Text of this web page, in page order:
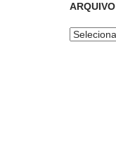
ARQUIVO
ARQUIVO